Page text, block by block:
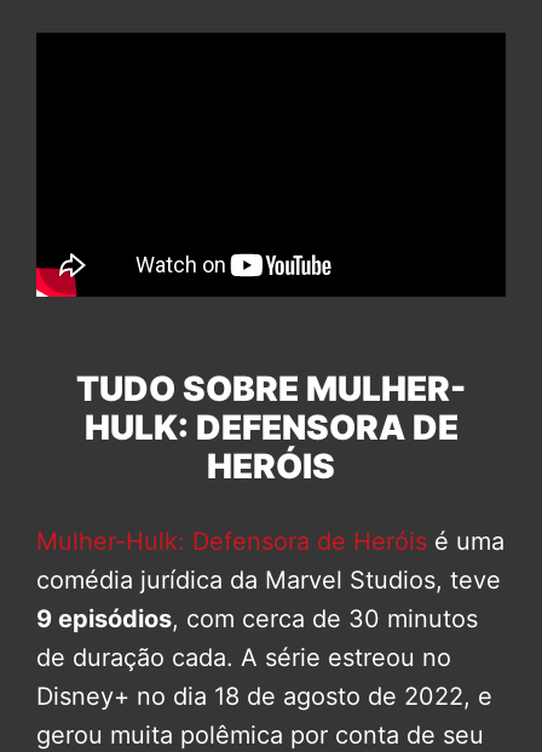
TUDO SOBRE MULHER-
HULK: DEFENSORA DE
HERÓIS
Mulher-Hulk: Defensora de Heróis é uma
comédia jurídica da Marvel Studios, teve
9 episódios, com cerca de 30 minutos
de duração cada. A série estreou no
Disney+ no dia 18 de agosto de 2022, e
gerou muita polêmica por conta de seu